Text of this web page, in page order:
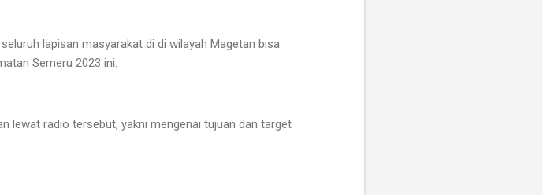
lapisan masyarakat di di wilayah Magetan bisa
Semeru 2023 ini.
lewat radio tersebut, yakni mengenai tujuan dan target